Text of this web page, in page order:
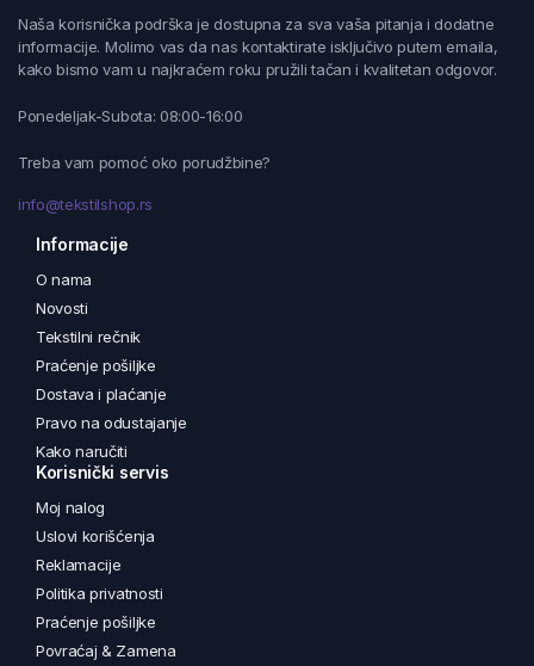
Naša korisnička podrška je dostupna za sva vaša pitanja i dodatne
informacije. Molimo vas da nas kontaktirate isključivo putem emaila,
kako bismo vam u najkraćem roku pružili tačan i kvalitetan odgovor.
Ponedeljak-Subota: 08:00-16:00
Treba vam pomoć oko porudžbine?
info@tekstilshop.rs
Informacije
O nama
Novosti
Tekstilni rečnik
Praćenje pošiljke
Dostava i plaćanje
Pravo na odustajanje
Kako naručiti
Korisnički servis
Moj nalog
Uslovi korišćenja
Reklamacije
Politika privatnosti
Praćenje pošiljke
Povraćaj & Zamena